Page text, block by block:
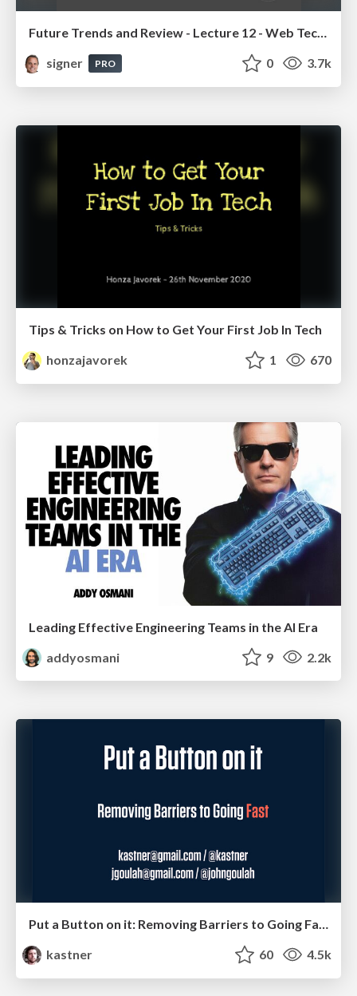
signer
PRO 0 3.7k
Tips & Tricks on How to Get Your First Job In Tech
honzajavorek
1 670
Leading Effective Engineering Teams in the AI Era
addyosmani
9 2.2k
Put a Button on it: Removing Barriers to Going Fast.
kastner
60 4.5k